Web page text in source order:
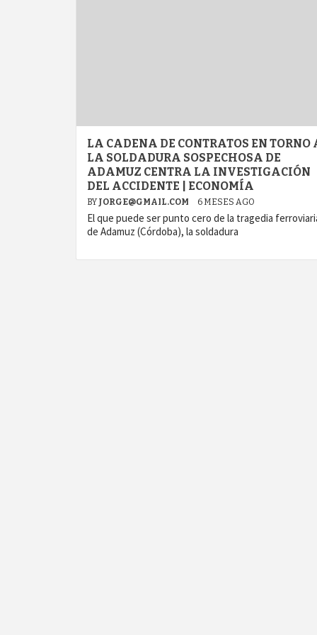
LA CADENA DE CONTRATOS EN TORNO
LA SOLDADURA SOSPECHOSA DE
ADAMUZ CENTRA LA INVESTIGACIÓN
DEL ACCIDENTE | ECONOMÍA
BY JORGE@GMAIL.COM 6 MESES AGO
El que puede ser punto cero de la tragedia
de Adamuz (Córdoba), la soldadura